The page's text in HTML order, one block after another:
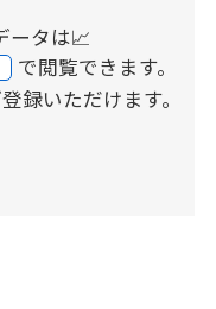
ータは📈
で閲覧できます。
録いただけます。